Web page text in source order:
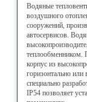
Водяные
воздушного
сооружений,
автосервисов.
теплообменником.
корпус из
горизонтально
специально
IP54 позволяет